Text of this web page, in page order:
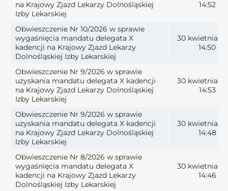
na Krajowy Zjazd Lekarzy Dolnośląskiej
Izby Lekarskiej
14:52
Obwieszczenie Nr 10/2026 w sprawie
wygaśnięcia mandatu delegata X
kadencji na Krajowy Zjazd Lekarzy
Dolnośląskiej Izby Lekarskiej
30 kwietnia
14:50
Obwieszczenie Nr 9/2026 w sprawie
uzyskania mandatu delegata X kadencji
na Krajowy Zjazd Lekarzy Dolnośląskiej
Izby Lekarskiej
30 kwietnia
14:53
Obwieszczenie Nr 9/2026 w sprawie
uzyskania mandatu delegata X kadencji
na Krajowy Zjazd Lekarzy Dolnośląskiej
Izby Lekarskiej
30 kwietnia
14:48
Obwieszczenie Nr 8/2026 w sprawie
wygaśnięcia mandatu delegata X
kadencji na Krajowy Zjazd Lekarzy
Dolnośląskiej Izby Lekarskiej
30 kwietnia
14:46